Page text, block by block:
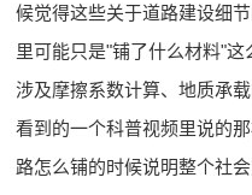
候觉得这些关于道路建设细
里可能只是"铺了什么材料"
涉及摩擦系数计算、地质承
看到的一个科普视频里说的
路怎么铺的时候说明整个社